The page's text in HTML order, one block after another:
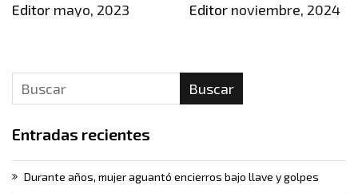
Editor mayo, 2023 Editornoviembre, 2024
Buscar
Entradas recientes
Durante años, mujer aguantó encierros bajo llave y golpes